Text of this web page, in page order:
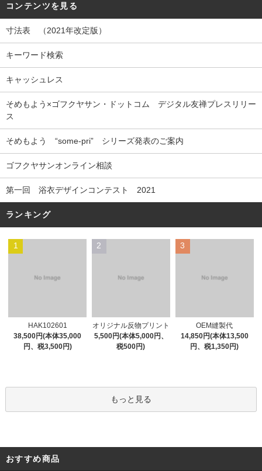
コンテンツを見る
寸法表 （2021年改定版）
キーワード検索
キャッシュレス
そめもよう×ゴフクヤサン・ドットコム デジタル友禅プレスリリー
ス
そめもよう “some-pri” シリーズ発表のご案内
ゴフクヤサンオンライン相談
第一回 浴衣デザインコンテスト 2021
ランキング
1
HAK102601
38,500円(本体35,000
円、税3,500円)
2
オリジナル反物プリント
5,500円(本体5,000円、
税500円)
3
OEM縫製代
14,850円(本体13,500
円、税1,350円)
もっと見る
おすすめ商品